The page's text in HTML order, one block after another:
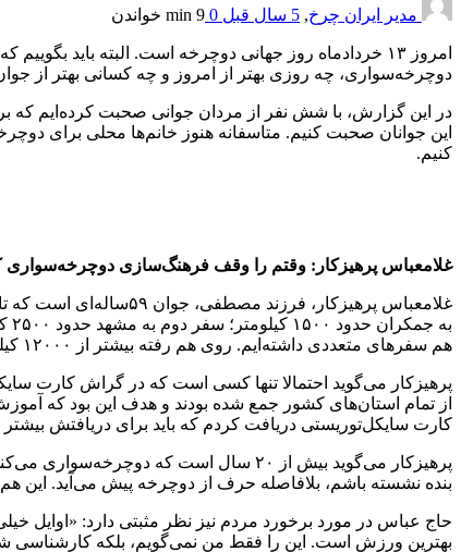
مدیر ایران چرخ, 5 سال قبل 0
9 min خواندن
امروز ۱۳ خردادماه روز جهانی دوچرخه است. البته باید
دوچرخه‌سواری، چه روزی بهتر از امروز و چه کسانی بهتر از
در این گزارش، با شش نفر از مردان جوانی صحبت کرده‌ایم که
این جوانان صحبت کنیم. متاسفانه هنوز خانم‌ها محلی برای
کنیم.
غلامعباس پرهیزکار: وقتم را وقف فرهنگ‌سازی دوچرخه‌سواری
غلامعباس پرهیزکار،
هم سفرهای متعددی داشته‌ایم. روی هم رفته بیشتر از ۱۲۰۰۰ کیلومتر رکاب زده‌ام.»
پرهیزکار می‌گوید احتمالا تنها کسی است که در گراش کارت
از تمام استان‌های کشور جمع شده بودند و هدف این بود که
کارت سایکل‌توریستی دریافت کردم که باید برای دریافتش بیشتر از ۸۰۰۰ کیلومتر را با دوچرخه پیموده
پرهیزکار می‌گوید بیش از ۲۰ سال است
بنده نشسته باشم، بلافاصله حرف از دوچرخه پیش می‌آید.
حاج عباس در مورد برخورد مردم نیز نظر مثبتی دارد:
بهترین ورزش است. این را فقط من نمی‌گویم، بلکه